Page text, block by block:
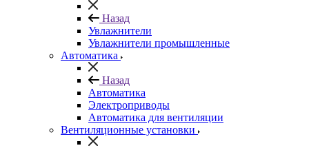
Назад
Увлажнители
Увлажнители промышленные
Автоматика
Назад
Автоматика
Электроприводы
Автоматика для вентиляции
Вентиляционные установки